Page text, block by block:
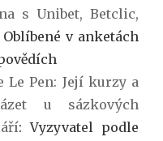
s Unibet, Betclic,
Oblíbené v anketách
Le Pen: Její kurzy a
u sázkových
: Vyzyvatel podle